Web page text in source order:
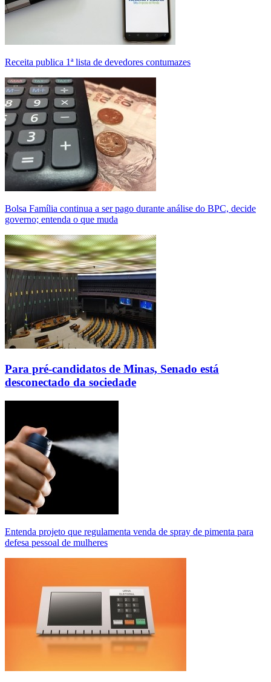
Receita publica 1ª lista de devedores contumazes
Bolsa Família continua a ser pago durante análise do BPC, decide
governo; entenda o que muda
Para pré-candidatos de Minas, Senado está
desconectado da sociedade
Entenda projeto que regulamenta venda de spray de pimenta para
defesa pessoal de mulheres